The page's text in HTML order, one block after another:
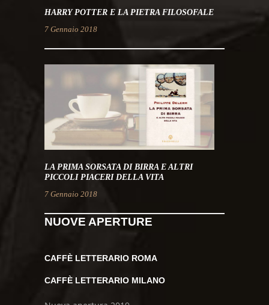
HARRY POTTER E LA PIETRA FILOSOFALE
7 Gennaio 2018
LA PRIMA SORSATA DI BIRRA E ALTRI
PICCOLI PIACERI DELLA VITA
7 Gennaio 2018
NUOVE APERTURE
CAFFÈ LETTERARIO ROMA
CAFFÈ LETTERARIO MILANO